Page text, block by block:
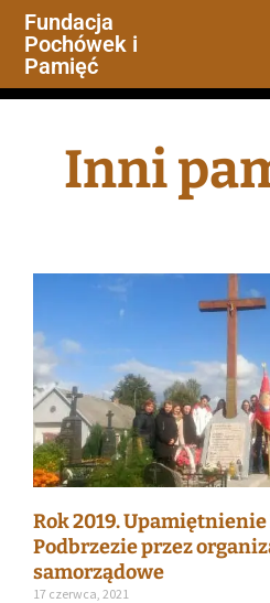
Fundacja
Pochówek i
Pamięć
Inni
Rok 2019.
Podbrzezie przez
samorządowe
17 czerwca, 2021